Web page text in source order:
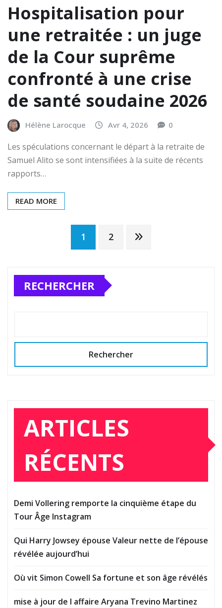
Hospitalisation pour
une retraitée : un juge
de la Cour suprême
confronté à une crise
de santé soudaine 2026
Hélène Larocque Avr 4, 2026 0
Les spéculations concernant le départ à la retraite de
Samuel Alito se sont intensifiées à la suite de récents
rapports…
READ MORE
Pagination
des
publications
1 2
RECHERCHER
Rechercher
ARTICLES
RÉCENTS
Demi Vollering remporte la cinquième étape du
Tour Âge Instagram
Qui Harry Jowsey épouse Valeur nette de l’épouse
révélée aujourd’hui
Où vit Simon Cowell Sa fortune et son âge révélés
mise à jour de l affaire Aryana Trevino Martinez